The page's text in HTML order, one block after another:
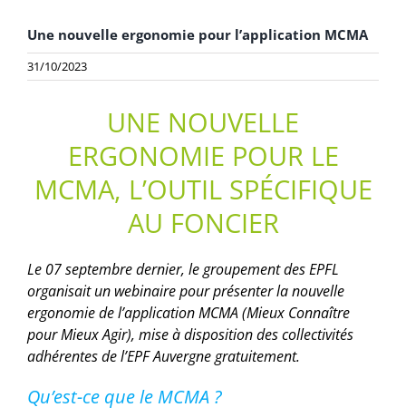
Une nouvelle ergonomie pour l’application MCMA
31/10/2023
UNE NOUVELLE
ERGONOMIE POUR LE
MCMA, L’OUTIL SPÉCIFIQUE
AU FONCIER
Le 07 septembre dernier, le groupement des EPFL
organisait un webinaire pour présenter la nouvelle
ergonomie de l’application MCMA (Mieux Connaître
pour Mieux Agir), mise à disposition des collectivités
adhérentes de l’EPF Auvergne gratuitement.
Qu’est-ce que le MCMA ?